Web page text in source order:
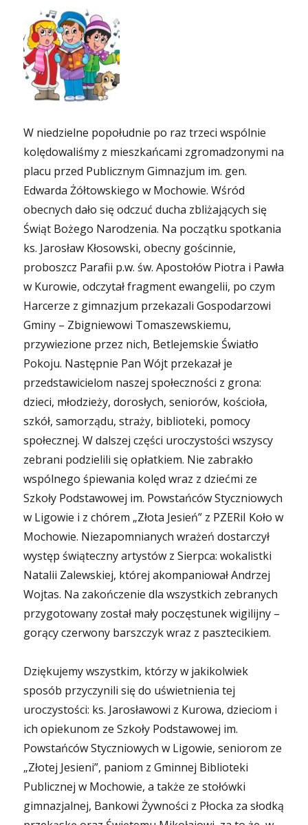
W niedzielne popołudnie po raz trzeci wspólnie
kolędowaliśmy z mieszkańcami zgromadzonymi na
placu przed Publicznym Gimnazjum im. gen.
Edwarda Żółtowskiego w Mochowie. Wśród
obecnych dało się odczuć ducha zbliżających się
Świąt Bożego Narodzenia. Na początku spotkania
ks. Jarosław Kłosowski, obecny gościnnie,
proboszcz Parafii p.w. św. Apostołów Piotra i Pawła
w Kurowie, odczytał fragment ewangelii, po czym
Harcerze z gimnazjum przekazali Gospodarzowi
Gminy – Zbigniewowi Tomaszewskiemu,
przywiezione przez nich, Betlejemskie Światło
Pokoju. Następnie Pan Wójt przekazał je
przedstawicielom naszej społeczności z grona:
dzieci, młodzieży, dorosłych, seniorów, kościoła,
szkół, samorządu, straży, biblioteki, pomocy
społecznej. W dalszej części uroczystości wszyscy
zebrani podzielili się opłatkiem. Nie zabrakło
wspólnego śpiewania kolęd wraz z dziećmi ze
Szkoły Podstawowej im. Powstańców Styczniowych
w Ligowie i z chórem „Złota Jesień” z PZERiI Koło w
Mochowie. Niezapomnianych wrażeń dostarczył
występ świąteczny artystów z Sierpca: wokalistki
Natalii Zalewskiej, której akompaniował Andrzej
Wojtas. Na zakończenie dla wszystkich zebranych
przygotowany został mały poczęstunek wigilijny –
gorący czerwony barszczyk wraz z pasztecikiem.
Dziękujemy wszystkim, którzy w jakikolwiek
sposób przyczynili się do uświetnienia tej
uroczystości: ks. Jarosławowi z Kurowa, dzieciom i
ich opiekunom ze Szkoły Podstawowej im.
Powstańców Styczniowych w Ligowie, seniorom ze
„Złotej Jesieni”, paniom z Gminnej Biblioteki
Publicznej w Mochowie, a także ze stołówki
gimnazjalnej, Bankowi Żywności z Płocka za słodką